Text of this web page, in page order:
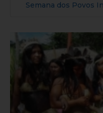
Semana dos Povos